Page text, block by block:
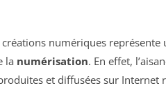
créations numériques
la numérisation. En effet,
et diffusées sur Internet